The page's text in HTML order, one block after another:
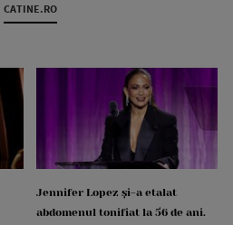
CATINE.RO
Jennifer Lopez și-a etalat
abdomenul tonifiat la 56 de ani.